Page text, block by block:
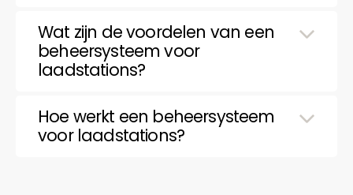
Wat zijn de voordelen van een
beheersysteem voor
laadstations?
Hoe werkt een beheersysteem
voor laadstations?